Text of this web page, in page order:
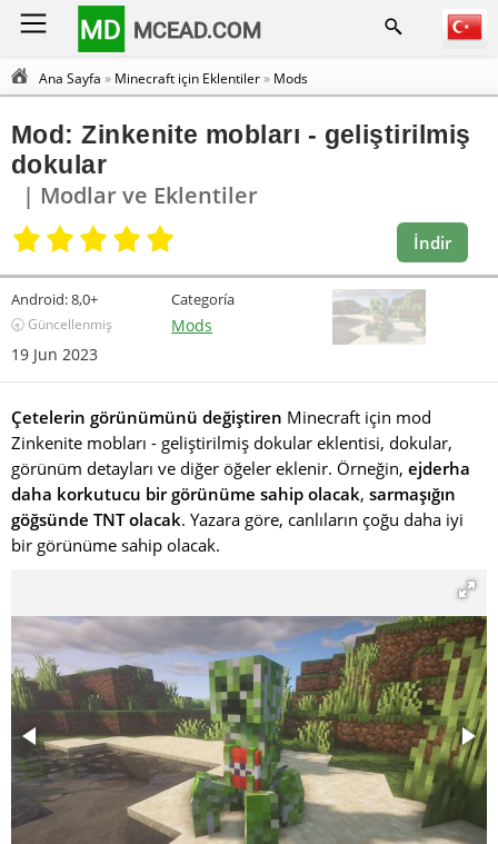
MD MCEAD.COM
Ana Sayfa » Minecraft için Eklentiler» Mods
Mod: Zinkenite mobları - geliştirilmiş
dokular
| Modlar ve Eklentiler
İndir
Android:8,0+
🕣 Güncellenmiş
19 Jun 2023
Categoría
Mods
Çetelerin görünümünü değiştiren Minecraft için mod
Zinkenite mobları - geliştirilmiş dokular eklentisi, dokular,
görünüm detayları ve diğer öğeler eklenir. Örneğin, ejderha
daha korkutucu bir görünüme sahip olacak, sarmaşığın
göğsünde TNT olacak. Yazara göre, canlıların çoğu daha iyi
bir görünüme sahip olacak.